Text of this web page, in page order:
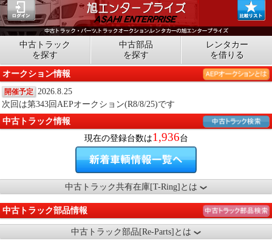
中古トラック
を探す
中古部品
を探す
レンタカー
を借りる
オークション情報
開催予定
2026.8.25
次回は第343回AEPオークション(R8/8/25)です
中古トラック情報
現在の登録台数は1,936台
中古トラック共有在庫[T-Ring]とは
中古トラック部品情報
中古トラック部品[Re-Parts]とは